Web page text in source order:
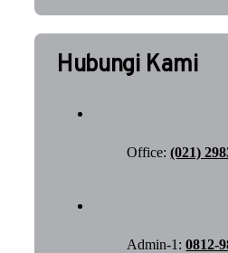
Hubungi Kami
Office:(021)
Admin-1:0812-